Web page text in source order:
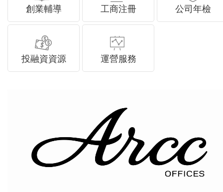
創業輔導 工商注冊 公司年檢
投融資資源 運營服務